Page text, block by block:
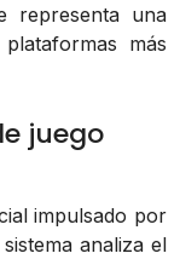
representa una
más
juego
impulsado por
analiza el